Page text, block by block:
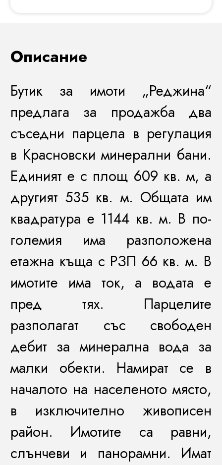
Описание
Бутик за имоти „Реджина“
предлага за продажба два
съседни парцела в регулация
в Красновски минерални бани.
Единият е с площ 609 кв. м, а
другият 535 кв. м. Общата им
квадратура е 1144 кв. м. В по-
големия има разположена
етажна къща с РЗП 66 кв. м. В
имотите има ток, а водата е
пред тях. Парцелите
разполагат със свободен
дебит за минерална вода за
малки обекти. Намират се в
началото на населеното място,
в изключително живописен
район. Имотите са равни,
слънчеви и панорамни. Имат